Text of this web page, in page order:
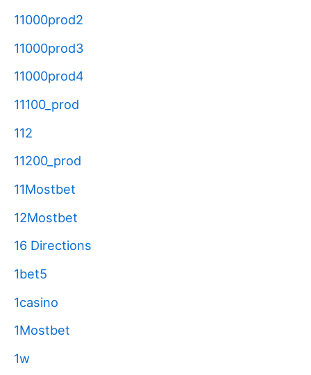
11000prod2
11000prod3
11000prod4
11100_prod
112
11200_prod
11Mostbet
12Mostbet
16 Directions
1bet5
1casino
1Mostbet
1w